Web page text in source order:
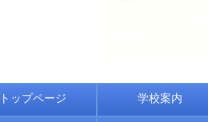
トップページ 学校案内